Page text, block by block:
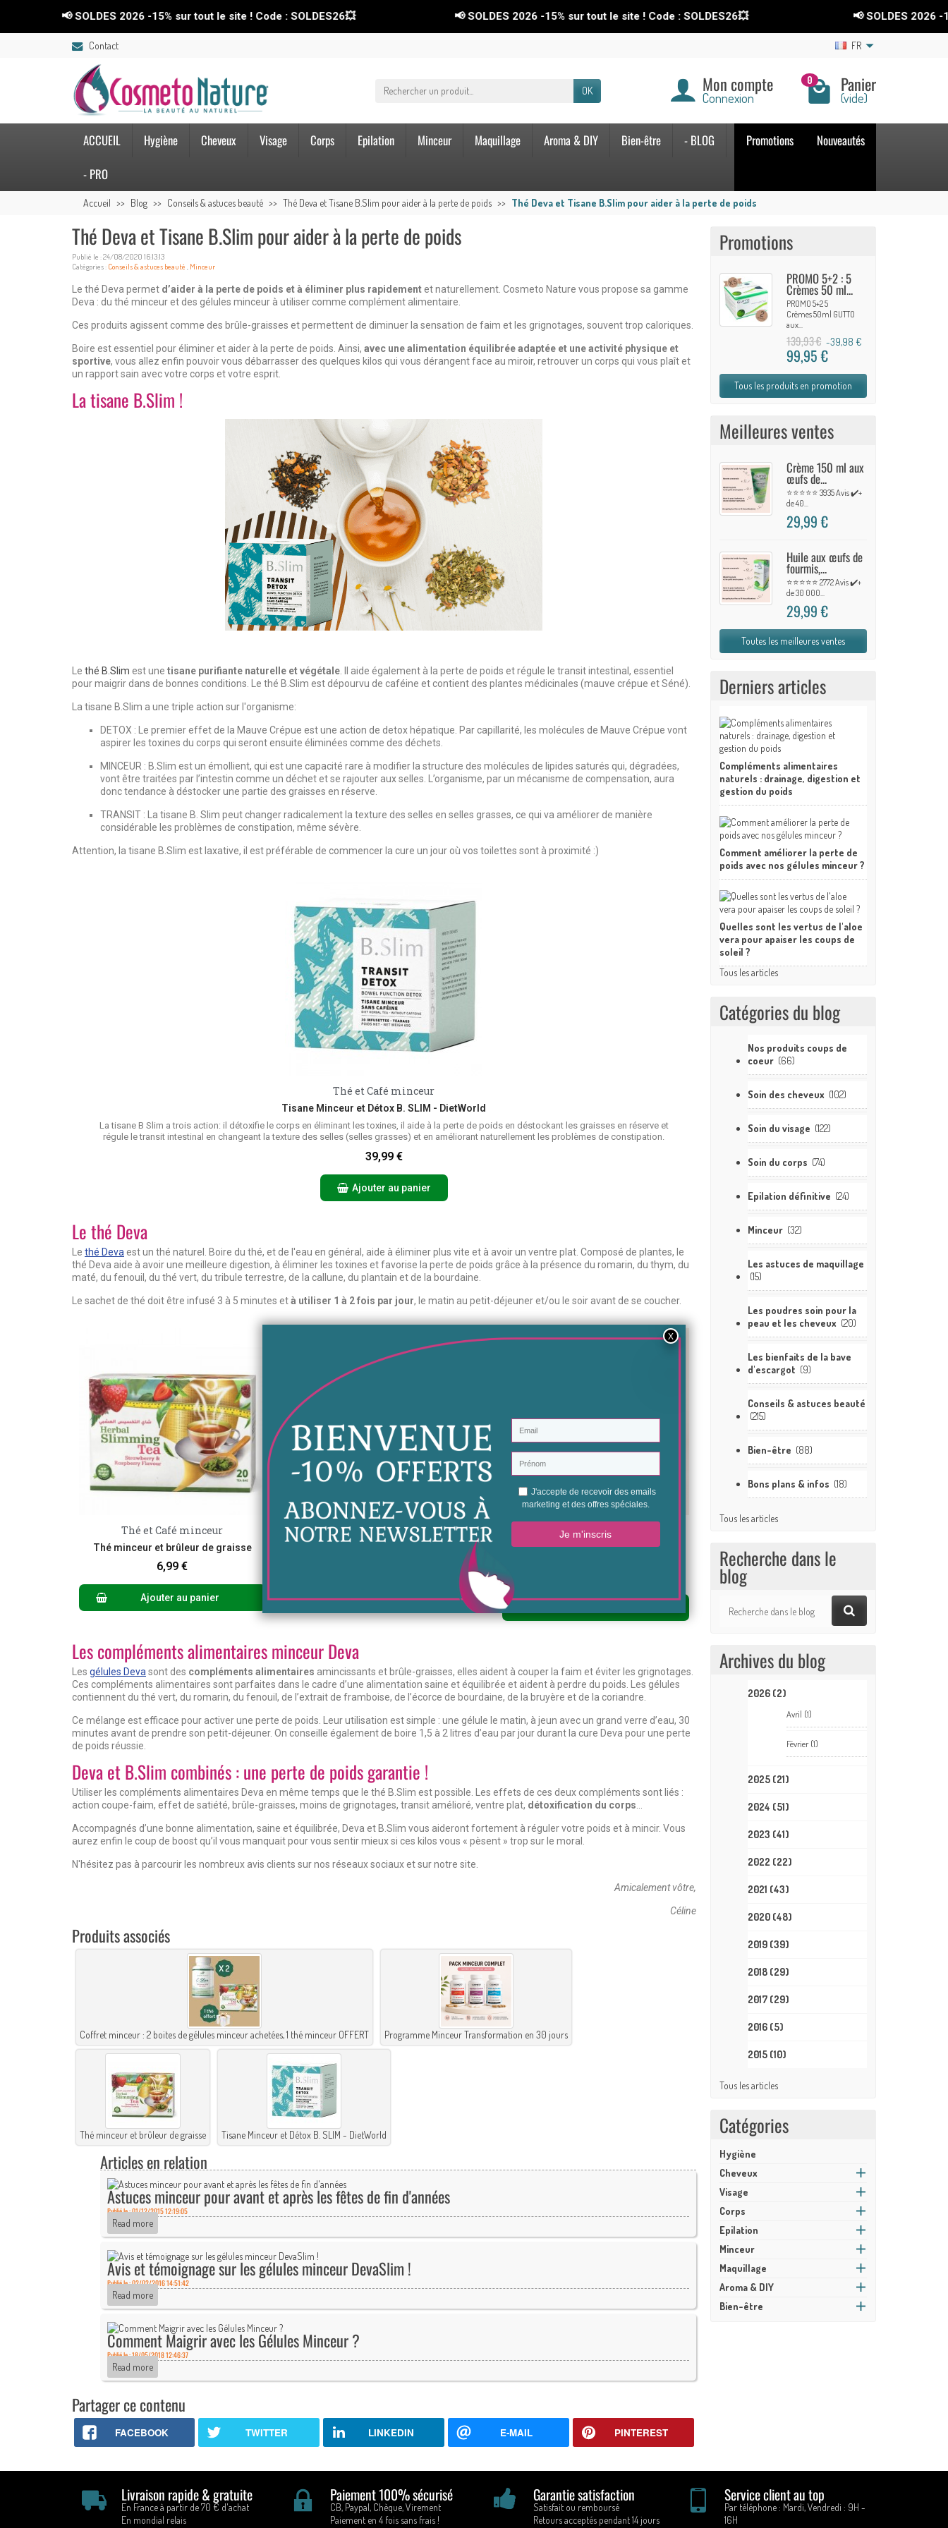
📢 SOLDES 2026 -15% sur tout le site ! Code : SOLDES26💥 📢 SOLDES 2026-15%sur tout le site ! Code : SOLDES26💥 📢 SOLDES 2026-15%sur tout
Contact FR
OK Mon compte
Connexion
0 Panier
(vide)
ACCUEIL Hygiène Cheveux Visage Corps Epilation Minceur Maquillage Aroma & DIY Bien-être
- BLOG
- PRO
Promotions Nouveautés
Accueil Blog Conseils & astuces beauté Thé Deva et Tisane B.Slim pour aider à la perte de poids Thé Deva et Tisane B.Slim pour aider à la perte de poids
Thé Deva et Tisane B.Slim pour aider à la perte de poids
Publié le : 24/08/2020 16:13:13
Catégories : Conseils & astuces beauté , Minceur
Le thé Deva permet d’aider à la perte de poids et à éliminer plus rapidementet naturellement. Cosmeto Nature vous propose sa gamme
Deva : du thé minceur et des gélules minceur à utiliser comme complément alimentaire.
Ces produits agissent comme des brûle-graisses et permettent de diminuer la sensation de faim et les grignotages, souvent trop caloriques.
Boire est essentiel pour éliminer et aider à la perte de poids. Ainsi, avec une alimentation équilibrée adaptée et une activité physique et
sportive, vous allez enfin pouvoir vous débarrasser des quelques kilos qui vous dérangent face au miroir, retrouver un corps qui vous plaît et
un rapport sain avec votre corps et votre esprit.
La tisane B.Slim !
Le thé B.Slim est une tisane purifiante naturelle et végétale. Il aide également à la perte de poids et régule le transit intestinal, essentiel
pour maigrir dans de bonnes conditions. Le thé B.Slim est dépourvu de caféine et contient des plantes médicinales (mauve crépue et Séné).
La tisane B.Slim a une triple action sur l'organisme:
DETOX : Le premier effet de la Mauve Crépue est une action de detox hépatique. Par capillarité, les molécules de Mauve Crépue vont
aspirer les toxines du corps qui seront ensuite éliminées comme des déchets.
MINCEUR : B.Slim est un émollient, qui est une capacité rare à modifier la structure des molécules de lipides saturés qui, dégradées,
vont être traitées par l’intestin comme un déchet et se rajouter aux selles. L’organisme, par un mécanisme de compensation, aura
donc tendance à déstocker une partie des graisses en réserve.
TRANSIT : La tisane B. Slim peut changer radicalement la texture des selles en selles grasses, ce qui va améliorer de manière
considérable les problèmes de constipation, même sévère.
Attention, la tisane B.Slim est laxative, il est préférable de commencer la cure un jour où vos toilettes sont à proximité :)
Aperçu rapide
Thé et Café minceur
Tisane Minceur et Détox B. SLIM - DietWorld
La tisane B Slim a trois action: il détoxifie le corps en éliminant les toxines, il aide à la perte de poids en déstockant les graisses en réserve et
régule le transit intestinal en changeant la texture des selles (selles grasses) et en améliorant naturellement les problèmes de constipation.
39,99 €
Ajouter au panier
Le thé Deva
Le thé Devaest un thé naturel. Boire du thé, et de l'eau en général, aide à éliminer plus vite et à avoir un ventre plat. Composé de plantes, le
thé Deva aide à avoir une meilleure digestion, à éliminer les toxines et favorise la perte de poids grâce à la présence du romarin, du thym, du
maté, du fenouil, du thé vert, du tribule terrestre, de la callune, du plantain et de la bourdaine.
Le sachet de thé doit être infusé 3 à 5 minutes età utiliser 1 à 2 fois par jour, le matin au petit-déjeuner et/ou le soir avant de se coucher.
Aperçu rapide
Thé et Café minceur
Thé minceur et brûleur de graisse
6,99 €
Ajouter au panier
Aperçu rapide
Minceur
Ajouter au panier
Aperçu rapide
Gélules minceur
Programme Minceur
Les compléments alimentaires minceur Deva
Les gélules Devasont des compléments alimentaires amincissants et brûle-graisses, elles aident à couper la faim et éviter les grignotages.
Ces compléments alimentaires sont parfaites dans le cadre d’une alimentation saine et équilibrée et aident à perdre du poids. Les gélules
contiennent du thé vert, du romarin, du fenouil, de l’extrait de framboise, de l’écorce de bourdaine, de la bruyère et de la coriandre.
Ce mélange est efficace pour activer une perte de poids. Leur utilisation est simple : une gélule le matin, à jeun avec un grand verre d’eau, 30
minutes avant de prendre son petit-déjeuner. On conseille également de boire 1,5 à 2 litres d’eau par jour durant la cure Deva pour une perte
de poids réussie.
Deva et B.Slim combinés : une perte de poids garantie !
Utiliser les compléments alimentaires Deva en même temps que le thé B.Slim est possible. Les effets de ces deux compléments sont liés :
action coupe-faim, effet de satiété, brûle-graisses, moins de grignotages, transit amélioré, ventre plat, détoxification du corps…
Accompagnés d’une bonne alimentation, saine et équilibrée, Deva et B.Slim vous aideront fortement à réguler votre poids et à mincir. Vous
aurez enfin le coup de boost qu’il vous manquait pour vous sentir mieux si ces kilos vous « pèsent » trop sur le moral.
N'hésitez pas à parcourir les nombreux avis clients sur nos réseaux sociaux et sur notre site.
Amicalement vôtre,
Céline
Produits associés
Coffret minceur : 2 boites de gélules minceur achetées, 1 thé minceur OFFERT Programme Minceur Transformation en 30 jours
Thé minceur et brûleur de graisse Tisane Minceur et Détox B. SLIM - DietWorld
Articles en relation
Astuces minceur pour avant et après les fêtes de fin d'années
Publié le : 01/12/2015 12:19:05
Read more
Avis et témoignage sur les gélules minceur DevaSlim !
Publié le : 02/02/2016 14:51:42
Read more
Comment Maigrir avec les Gélules Minceur ?
Publié le : 18/05/2018 12:46:37
Read more
Partager ce contenu
FACEBOOK TWITTER LINKEDIN E-MAIL PINTEREST
Promotions
PROMO 5+2 : 5
Crèmes 50 ml...
PROMO 5+2 5
Crèmes 50ml GUTTO
aux...
139,93 € -39,98 €
99,95 €
Tous les produits en promotion
Meilleures ventes
Crème 150 ml aux
œufs de...
⭐⭐⭐⭐⭐ 3935 Avis ✔️+
de 40...
29,99 €
Huile aux œufs de
fourmis,...
⭐⭐⭐⭐⭐ 2772 Avis ✔️+
de 30 000...
29,99 €
Toutes les meilleures ventes
Derniers articles
Compléments alimentaires
naturels : drainage, digestion et
gestion du poids
Comment améliorer la perte de
poids avec nos gélules minceur ?
Quelles sont les vertus de l'aloe
vera pour apaiser les coups de
soleil ?
Tous les articles
Catégories du blog
Nos produits coups de
coeur (66)
Soin des cheveux (102)
Soin du visage (122)
Soin du corps (74)
Epilation définitive (24)
Minceur (32)
Les astuces de maquillage
(15)
Les poudres soin pour la
peau et les cheveux (20)
Les bienfaits de la bave
d'escargot (9)
Conseils & astuces beauté
(215)
Bien-être (88)
Bons plans & infos (18)
Tous les articles
Recherche dans le
blog
Archives du blog
2026 (2)
Avril (1)
Février(1)
2025 (21)
2024 (51)
2023 (41)
2022 (22)
2021 (43)
2020 (48)
2019 (39)
2018 (29)
2017 (29)
2016 (5)
2015 (10)
Tous les articles
Catégories
Hygiène
Cheveux
Visage
Corps
Epilation
Minceur
Maquillage
Aroma & DIY
Bien-être
Livraison rapide & gratuite
En France à partir de 70 € d'achat
En mondial relais
Paiement 100% sécurisé
CB, Paypal, Chèque, Virement
Paiement en 4 fois sans frais !
Garantie satisfaction
Satisfait ou remboursé
Retours acceptés pendant 14 jours
Service client au top
Par téléphone : Mardi, Vendredi : 9H -
16H